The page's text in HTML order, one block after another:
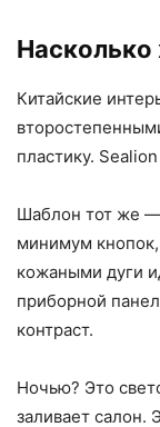
Насколько
Китайские
пластику.
Шаблон тот же
минимум
кожаными дуги
приборной
контраст.
Ночью? Это
заливает салон.